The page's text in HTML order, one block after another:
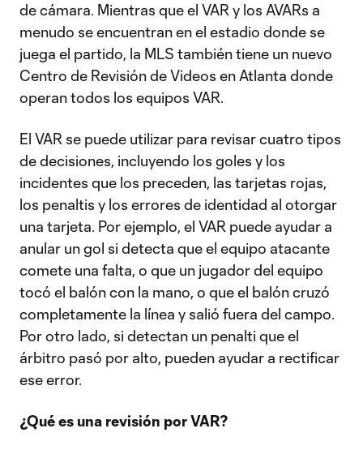
de cámara. Mientras que el VAR y los AVARs a
menudo se encuentran en el estadio donde se
juega el partido, la MLS también tiene un nuevo
Centro de Revisión de Videos en Atlanta donde
operan todos los equipos VAR.
El VAR se puede utilizar para revisar cuatro tipos
de decisiones, incluyendo los goles y los
incidentes que los preceden, las tarjetas rojas,
los penaltis y los errores de identidad al otorgar
una tarjeta. Por ejemplo, el VAR puede ayudar a
anular un gol si detecta que el equipo atacante
comete una falta, o que un jugador del equipo
tocó el balón con la mano, o que el balón cruzó
completamente la línea y salió fuera del campo.
Por otro lado, si detectan un penalti que el
árbitro pasó por alto, pueden ayudar a rectificar
ese error.
¿Qué es una revisión por VAR?